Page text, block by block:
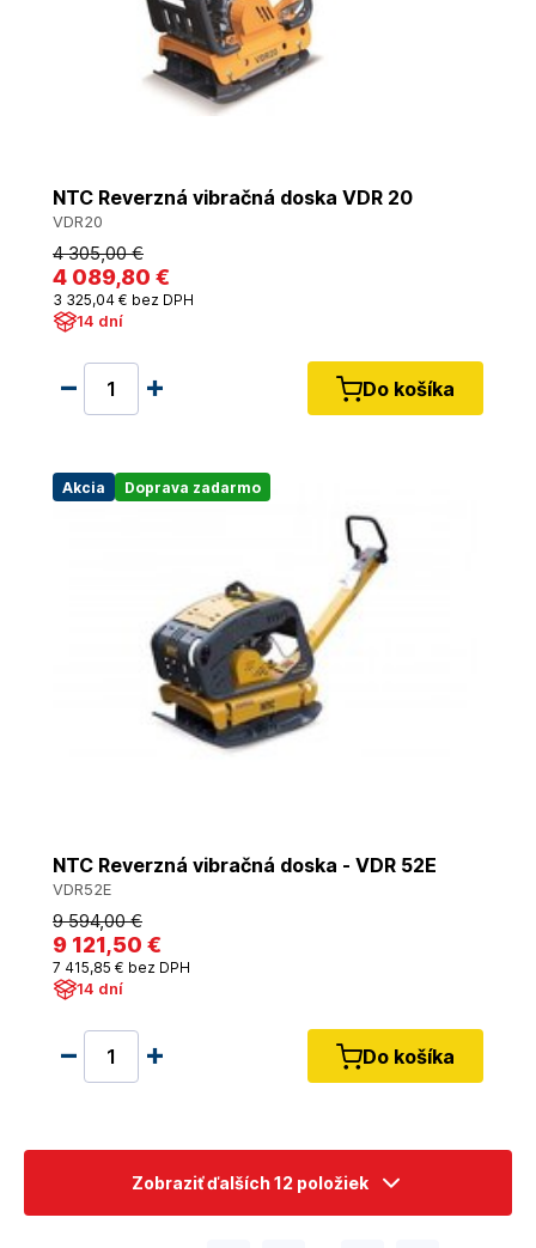
NTC Reverzná vibračná doska VDR 20
VDR20
4 305,00 €
4 089,80 €
3 325,04 € bez DPH
14 dní
Do košíka
Akcia Doprava zadarmo
NTC Reverzná vibračná doska - VDR 52E
VDR52E
9 594,00 €
9 121,50 €
7 415,85 € bez DPH
14 dní
Do košíka
Zobraziť ďalších 12 položiek